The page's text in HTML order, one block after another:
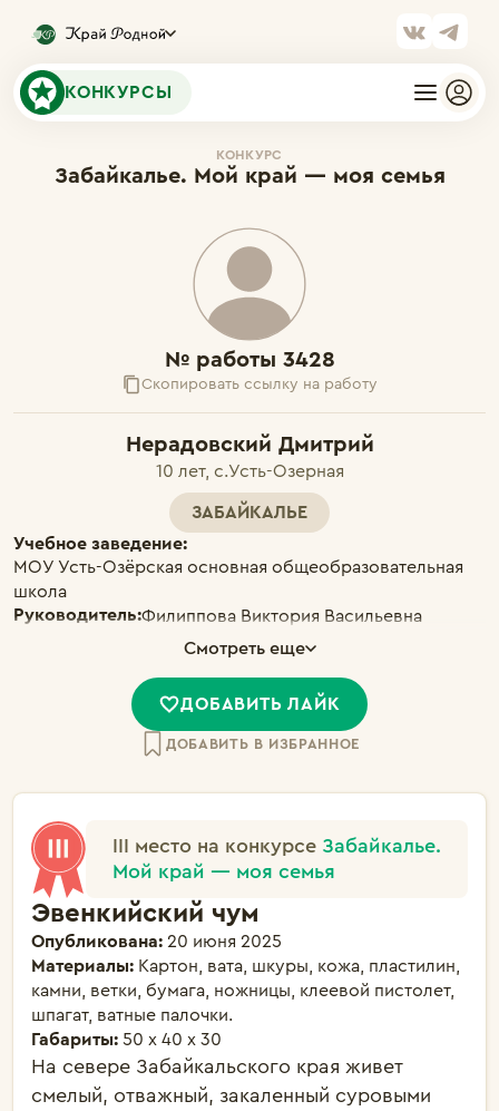
КОНКУРСЫ
КОНКУРС
Забайкалье. Мой край — моя семья
№ работы 3428
Скопировать ссылку на работу
Нерадовский Дмитрий
10 лет, с.Усть-Озерная
ЗАБАЙКАЛЬЕ
Учебное заведение:
МОУ Усть-Озёрская основная общеобразовательная
школа
Руководитель:Филиппова Виктория Васильевна
Смотреть еще
ДОБАВИТЬ ЛАЙК
ДОБАВИТЬ В ИЗБРАННОЕ
III место на конкурсе Забайкалье.
Мой край — моя семья
Эвенкийский чум
Опубликована: 20 июня 2025
Материалы: Картон, вата, шкуры, кожа, пластилин,
камни, ветки, бумага, ножницы, клеевой пистолет,
шпагат, ватные палочки.
Габариты: 50 х 40 х 30
На севере Забайкальского края живет
смелый, отважный, закаленный суровыми